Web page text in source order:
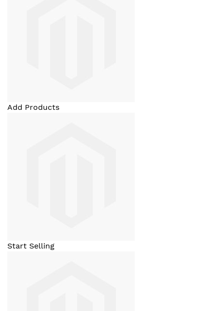
Add Products
Start Selling